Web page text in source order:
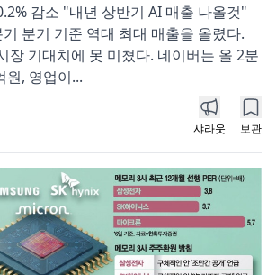
감소 "내년 상반기 AI 매출 나올것"
분기 기준 역대 최대 매출을 올렸다.
장 기대치에 못 미쳤다. 네이버는 올 2분
원, 영업이...
샤라웃 보관